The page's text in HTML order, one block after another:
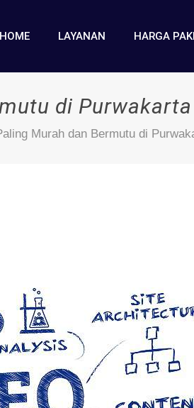
HOME LAYANAN HARGA
di
Murah dan Bermutu di